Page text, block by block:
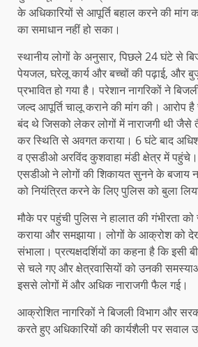
के अधिकारियों से आपूर्ति बहाल करने की मांग
का समाधान नहीं हो सका।
स्थानीय लोगों के अनुसार, पिछले 24 घंटे से
पेयजल, घरेलू कार्य और बच्चों की पढ़ाई, और
प्रभावित हो गया है। परेशान नागरिकों ने
जल्द आपूर्ति चालू कराने की मांग की। आरोप
बंद थे जिसको लेकर लोगों में नाराजगी थी
कर स्थिति से अवगत कराया। 6 घंटे बाद
व एसडीओ अरविंद कुशवाहा मंडी क्षेत्र में
एसडीओ ने लोगों की शिकायत सुनने के बजाय
को नियंत्रित करने के लिए पुलिस को बुला
मौके पर पहुंची पुलिस ने हालात की गंभीरता
कराया और समझाया। लोगों के आक्रोश को
संभाला। प्रत्यक्षदर्शियों का कहना है कि इसी
से चले गए और क्षेत्रवासियों को उनकी
इससे लोगों में और अधिक नाराजगी फैल गई।
आक्रोशित नागरिकों ने बिजली विभाग और
करते हुए अधिकारियों की कार्यशैली पर सवाल